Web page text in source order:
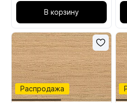
В корзину
Распродажа